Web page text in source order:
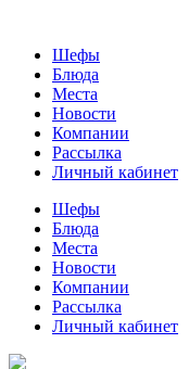
Шефы
Блюда
Места
Новости
Компании
Рассылка
Личный кабинет
Шефы
Блюда
Места
Новости
Компании
Рассылка
Личный кабинет